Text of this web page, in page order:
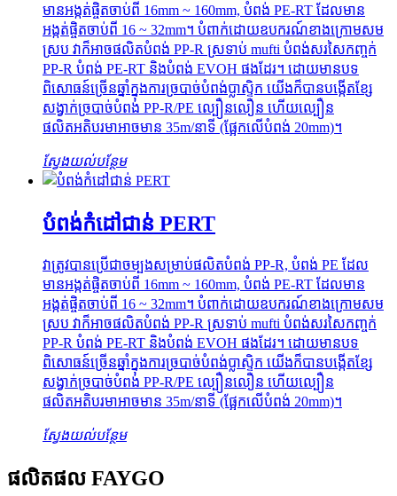
មានអង្កត់ផ្ចិតចាប់ពី 16mm ~ 160mm, បំពង់ PE-RT ដែលមាន
អង្កត់ផ្ចិតចាប់ពី 16 ~ 32mm។ បំពាក់ដោយឧបករណ៍ខាងក្រោមសម
ស្រប វាក៏អាចផលិតបំពង់ PP-R ស្រទាប់ mufti បំពង់សរសៃកញ្ចក់
PP-R បំពង់ PE-RT និងបំពង់ EVOH ផងដែរ។ ដោយមានបទ
ពិសោធន៍ច្រើនឆ្នាំក្នុងការច្របាច់បំពង់ប្លាស្ទិក យើងក៏បានបង្កើតខ្សែ
សង្វាក់ច្របាច់បំពង់ PP-R/PE ល្បឿនលឿន ហើយល្បឿន
ផលិតអតិបរមាអាចមាន 35m/នាទី (ផ្អែកលើបំពង់ 20mm)។
ស្វែងយល់បន្ថែម
បំពង់កំដៅជាន់ PERT
វាត្រូវបានប្រើជាចម្បងសម្រាប់ផលិតបំពង់ PP-R, បំពង់ PE ដែល
មានអង្កត់ផ្ចិតចាប់ពី 16mm ~ 160mm, បំពង់ PE-RT ដែលមាន
អង្កត់ផ្ចិតចាប់ពី 16 ~ 32mm។ បំពាក់ដោយឧបករណ៍ខាងក្រោមសម
ស្រប វាក៏អាចផលិតបំពង់ PP-R ស្រទាប់ mufti បំពង់សរសៃកញ្ចក់
PP-R បំពង់ PE-RT និងបំពង់ EVOH ផងដែរ។ ដោយមានបទ
ពិសោធន៍ច្រើនឆ្នាំក្នុងការច្របាច់បំពង់ប្លាស្ទិក យើងក៏បានបង្កើតខ្សែ
សង្វាក់ច្របាច់បំពង់ PP-R/PE ល្បឿនលឿន ហើយល្បឿន
ផលិតអតិបរមាអាចមាន 35m/នាទី (ផ្អែកលើបំពង់ 20mm)។
ស្វែងយល់បន្ថែម
ផលិតផល FAYGO